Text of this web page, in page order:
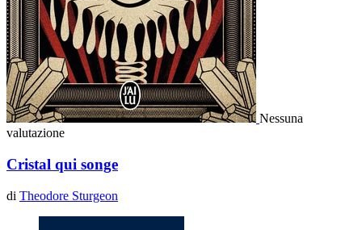
Nessuna
valutazione
Cristal qui songe
di Theodore Sturgeon